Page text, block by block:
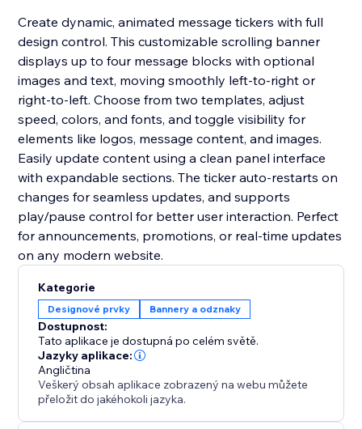
Create dynamic, animated message tickers with full
design control. This customizable scrolling banner
displays up to four message blocks with optional
images and text, moving smoothly left-to-right or
right-to-left. Choose from two templates, adjust
speed, colors, and fonts, and toggle visibility for
elements like logos, message content, and images.
Easily update content using a clean panel interface
with expandable sections. The ticker auto-restarts on
changes for seamless updates, and supports
play/pause control for better user interaction. Perfect
for announcements, promotions, or real-time updates
on any modern website.
Kategorie
Designové prvky Bannery a odznaky
Dostupnost:
Tato aplikace je dostupná po celém světě.
Jazyky aplikace:
Angličtina
Veškerý obsah aplikace zobrazený na webu můžete
přeložit do jakéhokoli jazyka.